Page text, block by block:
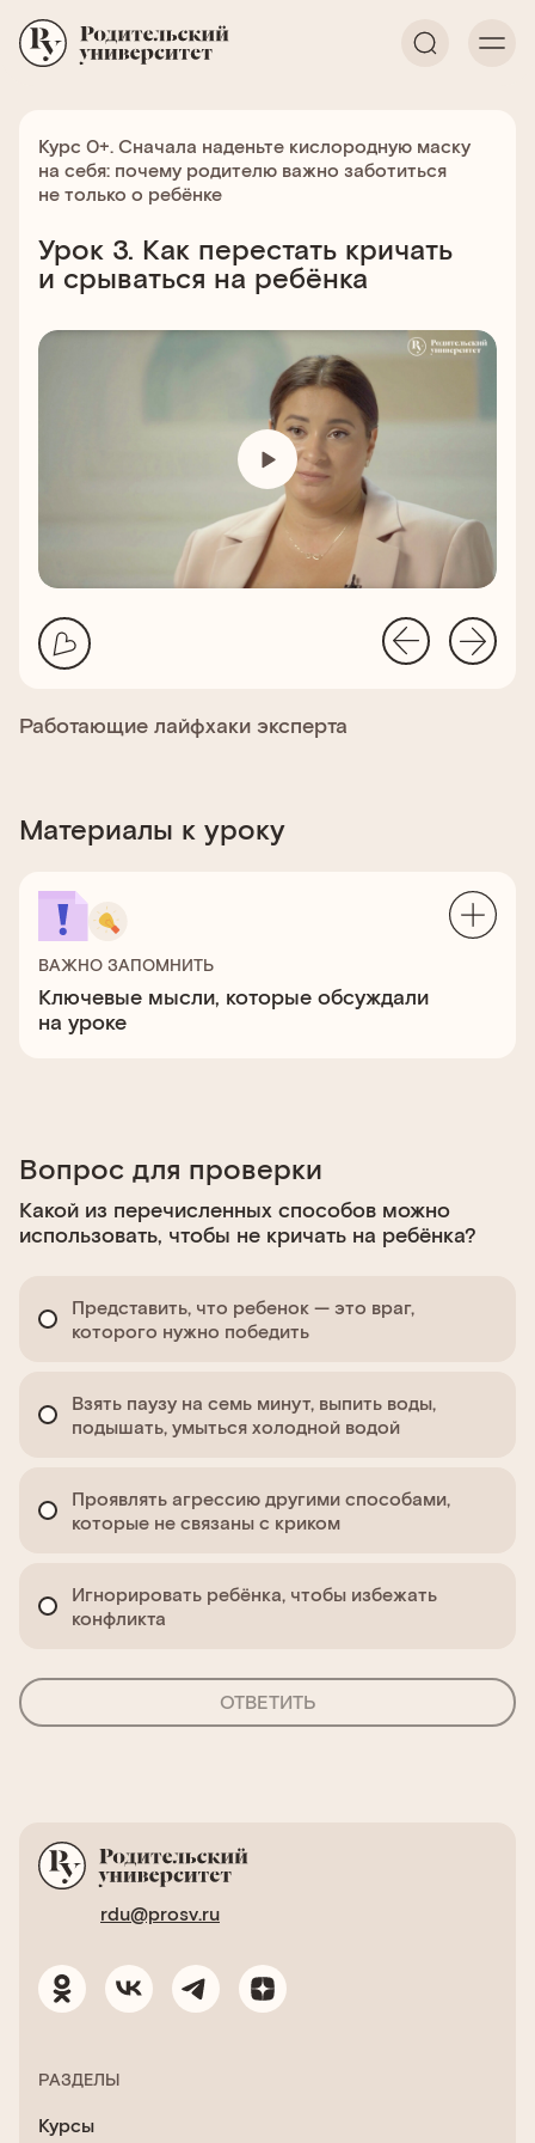
Курс 0+. Сначала наденьте кислородную маску
на себя: почему родителю важно заботиться
не только о ребёнке
Урок 3. Как перестать кричать
и срываться на ребёнка
Работающие лайфхаки эксперта
Материалы к уроку
ВАЖНО ЗАПОМНИТЬ
Ключевые мысли, которые обсуждали
на уроке
Вопрос для проверки
Какой из перечисленных способов можно
использовать, чтобы не кричать на ребёнка?
Представить, что ребенок — это враг,
которого нужно победить
Взять паузу на семь минут, выпить воды,
подышать, умыться холодной водой
Проявлять агрессию другими способами,
которые не связаны с криком
Игнорировать ребёнка, чтобы избежать
конфликта
ОТВЕТИТЬ
rdu@prosv.ru
РАЗДЕЛЫ
Курсы